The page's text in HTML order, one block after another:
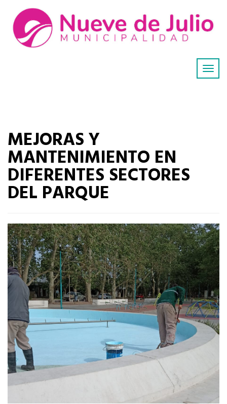
MEJORAS Y
MANTENIMIENTO EN
DIFERENTES SECTORES
DEL PARQUE